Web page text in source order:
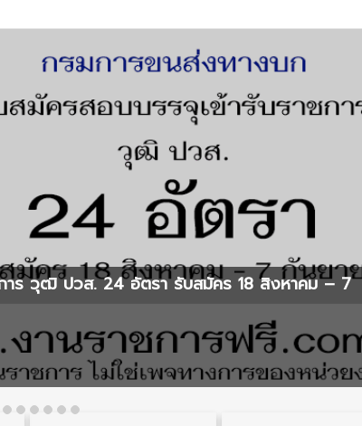
าร วุฒิ ปวส. 24 อัตรา รับสมัคร 18 สิงหาคม – 7